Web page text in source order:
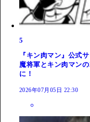
5
『キン肉マン』公式
魔将軍とキン肉マン
に！
2026年07月05日 22:30